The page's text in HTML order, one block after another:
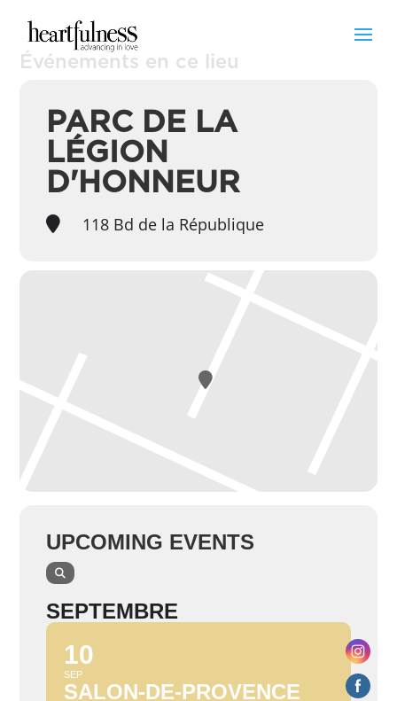
Événements en ce lieu
PARC DE LA
LÉGION
D'HONNEUR
118 Bd de la République
UPCOMING EVENTS
SEPTEMBRE
10
SEP
SALON-DE-PROVENCE